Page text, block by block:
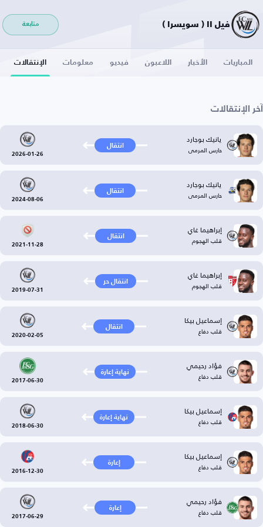
فيل II ( سويسرا ) متابعة
المباريات الأخبار اللاعبون فيديو معلومات الإنتقالات
آخر الإنتقالات
يانيك بوجارد
حارس المرمى انتقال
2026-01-26
يانيك بوجارد
حارس المرمى انتقال
2024-08-06
إبراهيما غاي
قلب الهجوم انتقال
2021-11-28
إبراهيما غاي
قلب الهجوم انتقال حر
2019-07-31
إسماعيل بيكا
قلب دفاع انتقال
2020-02-05
فؤاد رحيمي
قلب دفاع نهاية إعارة
2017-06-30
إسماعيل بيكا
قلب دفاع نهاية إعارة
2018-06-30
إسماعيل بيكا
قلب دفاع إعارة
2016-12-30
فؤاد رحيمي
قلب دفاع إعارة
2017-06-29